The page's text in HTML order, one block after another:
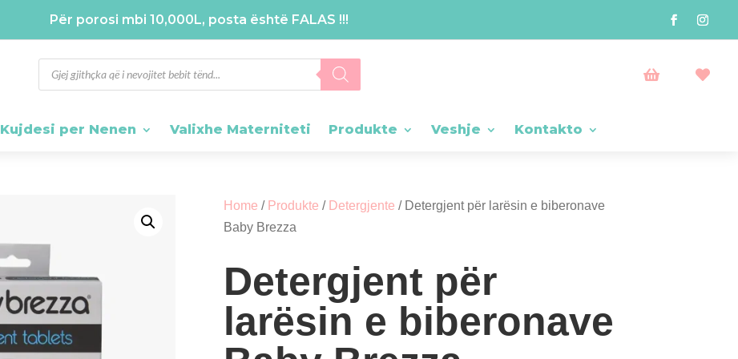
Për porosi mbi 10,000L, posta është FALAS !!!
Products
search
 
Kujdesi per Nenen Valixhe Materniteti Produkte Veshje Kontakto
Home / Produkte / Detergjente / Detergjent për larësin e biberonave
Baby Brezza
Detergjent për
larësin e biberonave